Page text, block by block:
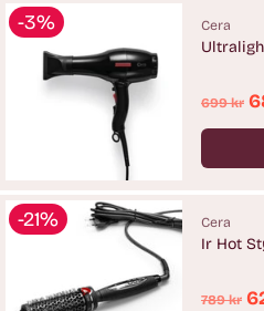
-3% Cera
pris
699 kr
Antal
-21% Cera
Ir Hot
789 kr